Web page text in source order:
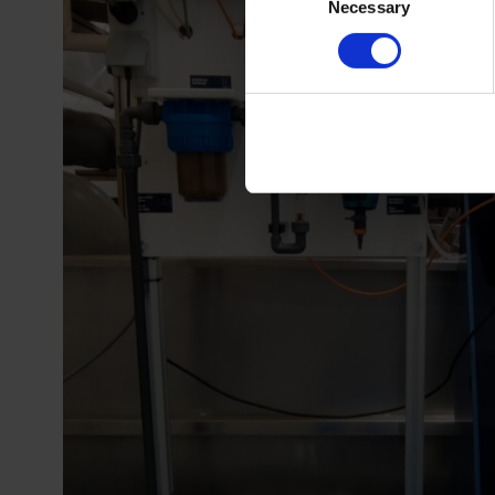
Necessary